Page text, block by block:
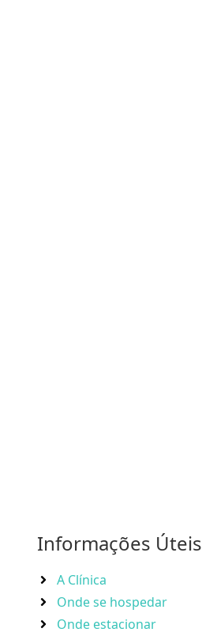
Informações Úteis
A Clínica
Onde se hospedar
Onde estacionar